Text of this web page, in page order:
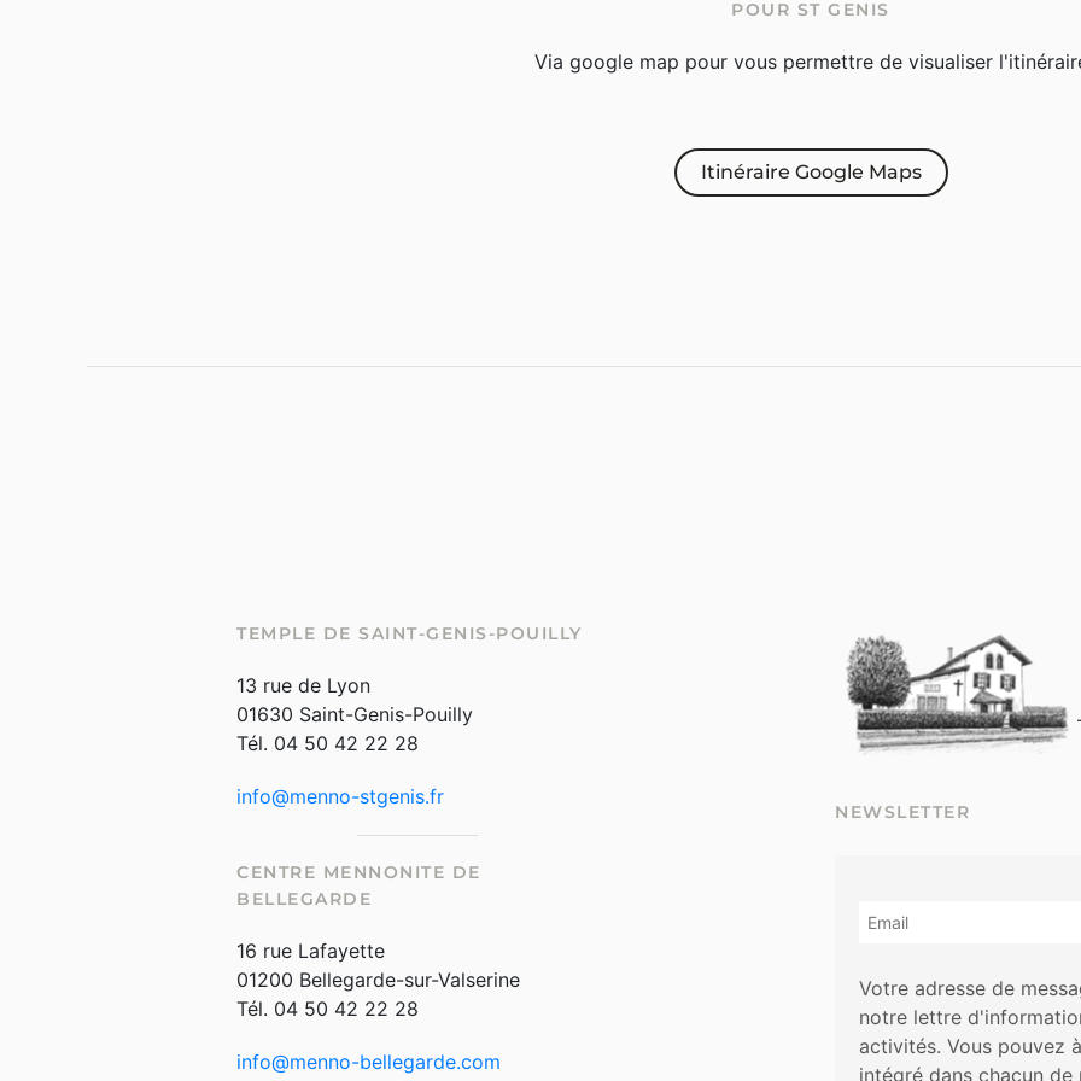
POUR ST GENIS
Via google map pour vous permettre de visualiser
Itinéraire Google Maps
TEMPLE DE SAINT-GENIS-POUILLY
13 rue de Lyon
01630 Saint-Genis-Pouilly
Tél. 04 50 42 22 28
info@menno-stgenis.fr
CENTRE MENNONITE DE
BELLEGARDE
16 rue Lafayette
01200 Bellegarde-sur-Valserine
Tél. 04 50 42 22 28
info@menno-bellegarde.com
NEWSLETTER
Votre adresse de
notre lettre
activités. Vous pouvez
intégré dans chacun de